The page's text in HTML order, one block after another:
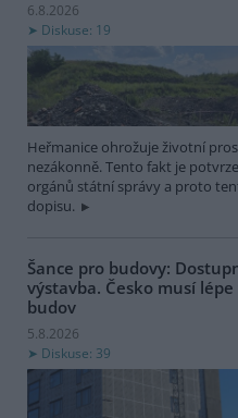
6.8.2026
Diskuse: 19
Heřmanice ohrožuje životní
nezákonně. Tento fakt je
orgánů státní správy a proto
dopisu.
Šance pro budovy:
výstavba. Česko musí
budov
5.8.2026
Diskuse: 39